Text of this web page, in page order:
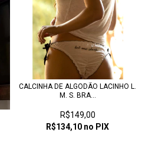
CALCINHA DE ALGODÃO LACINHO L.
M. S. BRA...
R$149,00
R$134,10 no PIX